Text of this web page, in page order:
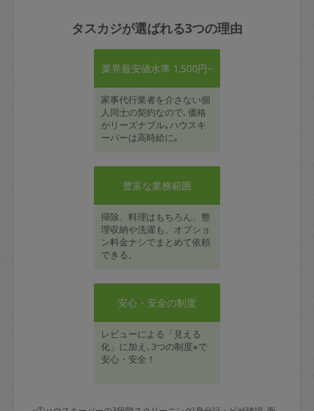
タスカジが選ばれる3つの理由
業界最安値水準 1,500円~
家事代行業者を介さない個
人同士の契約なので､価格
がリーズナブル｡ハウスキ
ーパーは高時給に｡
豊富な業務範囲
掃除、料理はもちろん、整
理収納や洗濯も、オプショ
ン料金ナシでまとめて依頼
できる。
安心・安全の制度
レビューによる「見える
化」に加え､3つの制度※で
安心・安全！